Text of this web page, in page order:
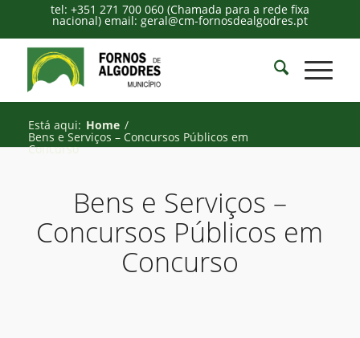
tel: +351 271 700 060 (Chamada para a rede fixa
nacional) email: geral@cm-fornosdealgodres.pt
Está aqui: Home /
Bens e Serviços – Concursos Públicos em
Concurso
Bens e Serviços –
Concursos Públicos em
Concurso